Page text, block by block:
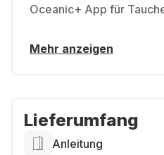
Oceanic+ App für
Mehr anzeigen
Lieferumfang
Anleitung